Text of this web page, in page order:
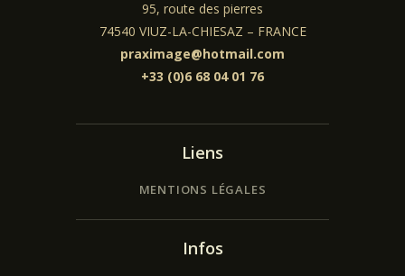
95, route des pierres
74540 VIUZ-LA-CHIESAZ – FRANCE
praximage@hotmail.com
+33 (0)6 68 04 01 76
Liens
MENTIONS LÉGALES
Infos